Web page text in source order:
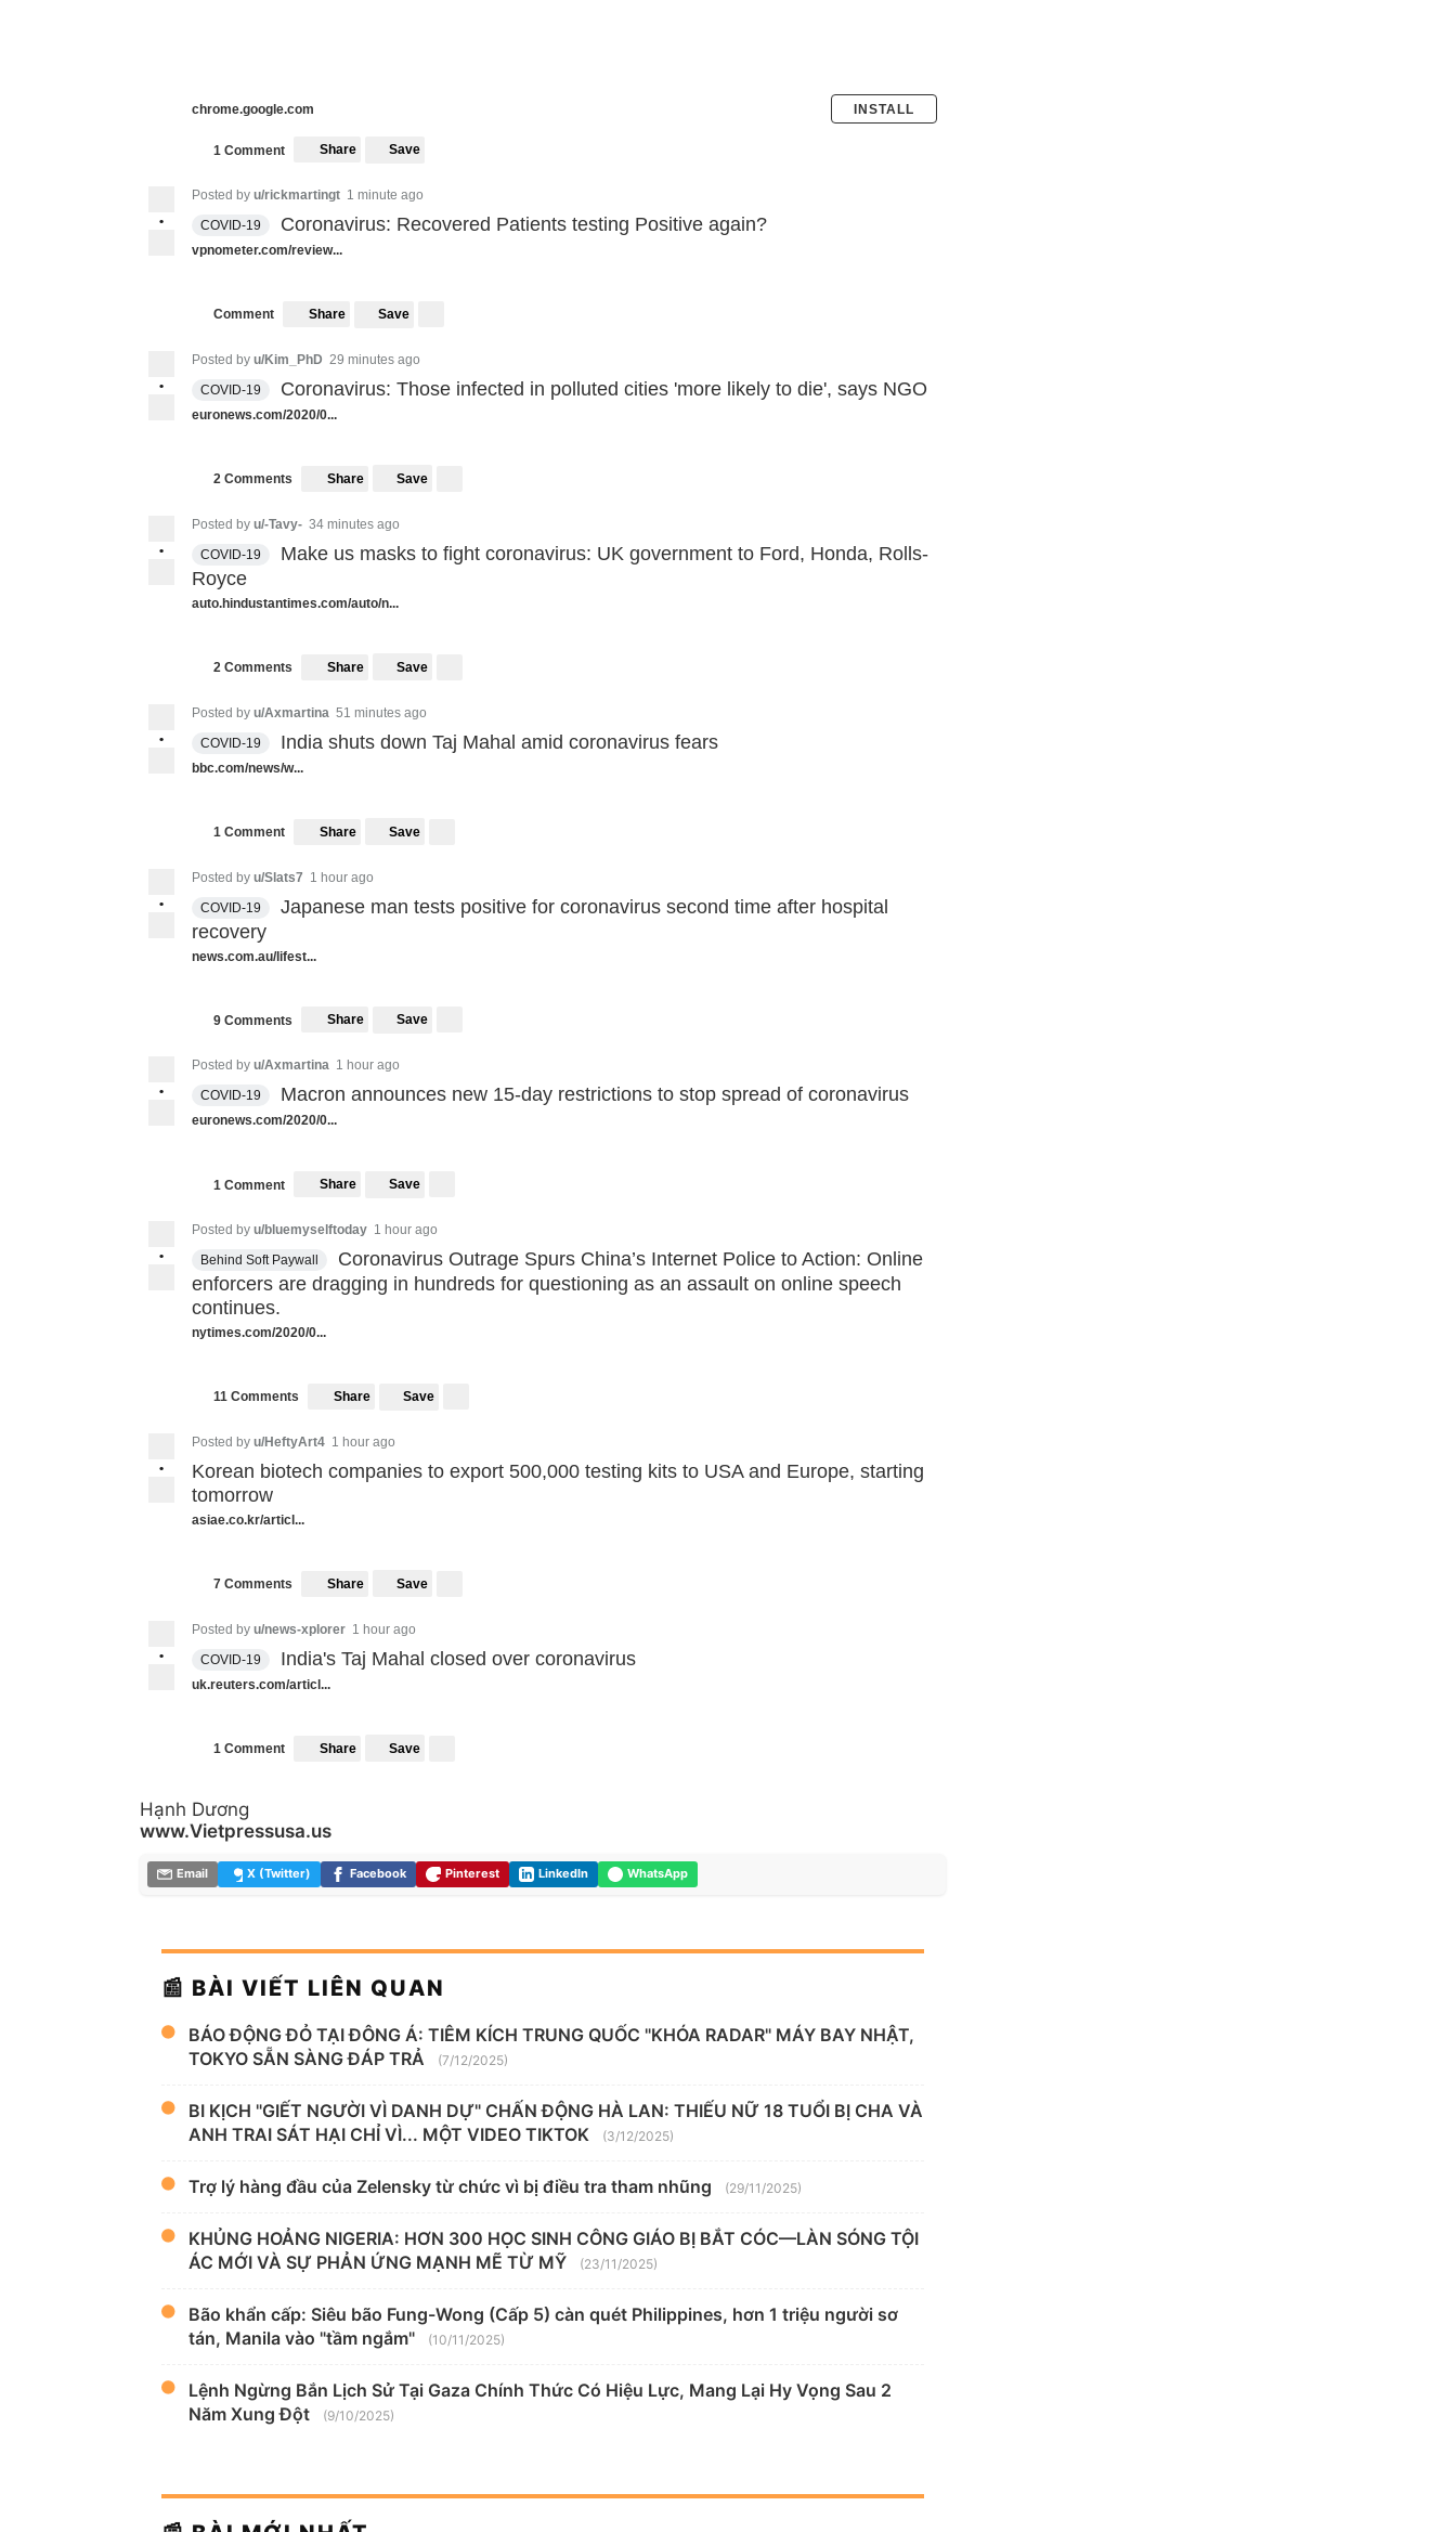
chrome.google.com INSTALL
1 Comment Share Save
•
Posted by u/rickmartingt 1 minute ago
COVID-19
Coronavirus: Recovered Patients testing Positive again?
vpnometer.com/review...
Comment Share Save
•
Posted by u/Kim_PhD 29 minutes ago
COVID-19
Coronavirus: Those infected in polluted cities 'more likely to die', says NGO
euronews.com/2020/0...
2 Comments Share Save
•
Posted by u/-Tavy- 34 minutes ago
COVID-19
Make us masks to fight coronavirus: UK government to Ford, Honda, Rolls-
Royce
auto.hindustantimes.com/auto/n...
2 Comments Share Save
•
Posted by u/Axmartina 51 minutes ago
COVID-19
India shuts down Taj Mahal amid coronavirus fears
bbc.com/news/w...
1 Comment Share Save
•
Posted by u/Slats7 1 hour ago
COVID-19
Japanese man tests positive for coronavirus second time after hospital
recovery
news.com.au/lifest...
9 Comments Share Save
•
Posted by u/Axmartina 1 hour ago
COVID-19
Macron announces new 15-day restrictions to stop spread of coronavirus
euronews.com/2020/0...
1 Comment Share Save
•
Posted by u/bluemyselftoday 1 hour ago
Behind Soft Paywall
Coronavirus Outrage Spurs China’s Internet Police to Action: Online
enforcers are dragging in hundreds for questioning as an assault on online speech
continues.
nytimes.com/2020/0...
11 Comments Share Save
•
Posted by u/HeftyArt4 1 hour ago
Korean biotech companies to export 500,000 testing kits to USA and Europe, starting
tomorrow
asiae.co.kr/articl...
7 Comments Share Save
•
Posted by u/news-xplorer 1 hour ago
COVID-19
India's Taj Mahal closed over coronavirus
uk.reuters.com/articl...
1 Comment Share Save
Hạnh Dương
www.Vietpressusa.us
Email X (Twitter) Facebook Pinterest LinkedIn WhatsApp
📰 BÀI VIẾT LIÊN QUAN
BÁO ĐỘNG ĐỎ TẠI ĐÔNG Á: TIÊM KÍCH TRUNG QUỐC "KHÓA RADAR" MÁY BAY NHẬT,
TOKYO SẴN SÀNG ĐÁP TRẢ
(7/12/2025)
BI KỊCH "GIẾT NGƯỜI VÌ DANH DỰ" CHẤN ĐỘNG HÀ LAN: THIẾU NỮ 18 TUỔI BỊ CHA VÀ
ANH TRAI SÁT HẠI CHỈ VÌ... MỘT VIDEO TIKTOK
(3/12/2025)
Trợ lý hàng đầu của Zelensky từ chức vì bị điều tra tham nhũng (29/11/2025)
KHỦNG HOẢNG NIGERIA: HƠN 300 HỌC SINH CÔNG GIÁO BỊ BẮT CÓC—LÀN SÓNG TỘI
ÁC MỚI VÀ SỰ PHẢN ỨNG MẠNH MẼ TỪ MỸ
(23/11/2025)
Bão khẩn cấp: Siêu bão Fung-Wong (Cấp 5) càn quét Philippines, hơn 1 triệu người sơ
tán, Manila vào "tầm ngắm"
(10/11/2025)
Lệnh Ngừng Bắn Lịch Sử Tại Gaza Chính Thức Có Hiệu Lực, Mang Lại Hy Vọng Sau 2
Năm Xung Đột
(9/10/2025)